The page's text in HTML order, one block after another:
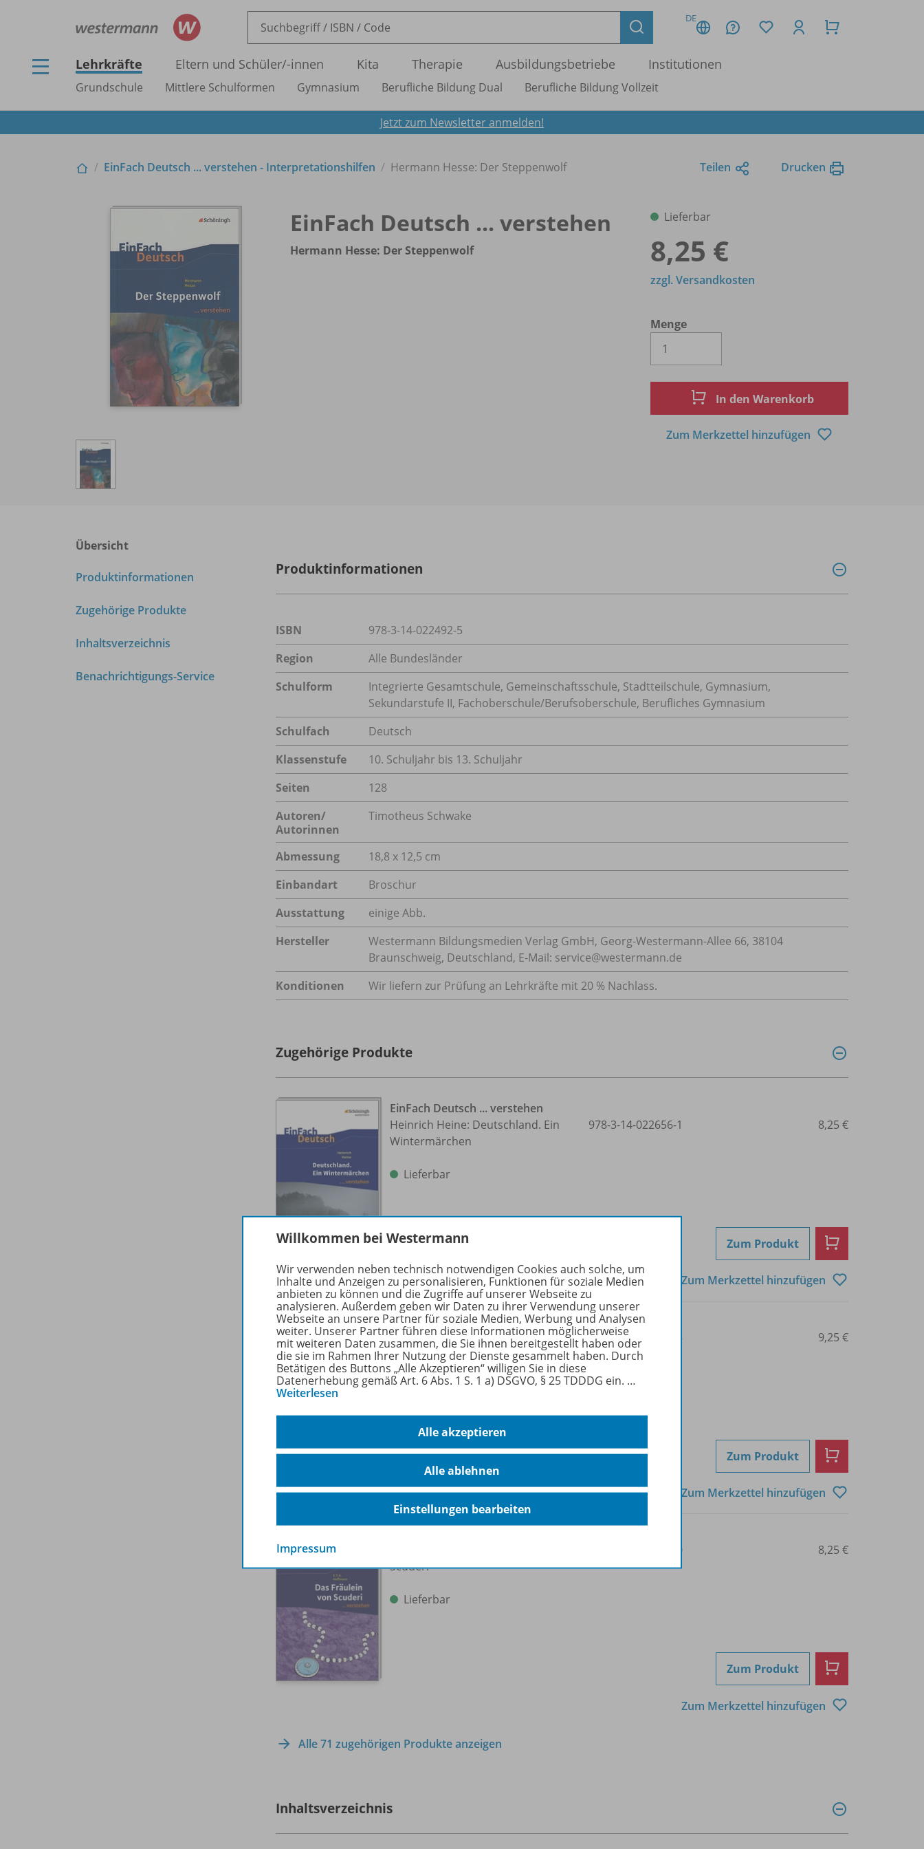
DE
Lehrkräfte Eltern und Schüler/-innen Kita Therapie Ausbildungsbetriebe Institutionen
Grundschule Mittlere Schulformen Gymnasium Berufliche Bildung Dual Berufliche Bildung Vollzeit
Jetzt zum Newsletter anmelden!
EinFach Deutsch ... verstehen - Interpretationshilfen Hermann Hesse: Der Steppenwolf Teilen Drucken
EinFach Deutsch ... verstehen
Hermann Hesse: Der Steppenwolf
Lieferbar
8,25 €
Menge
zzgl. Versandkosten
In den Warenkorb
Zum Merkzettel hinzufügen
Übersicht
Produktinformationen
Zugehörige Produkte
Inhaltsverzeichnis
Benachrichtigungs-Service
Produktinformationen
ISBN
978-3-14-022492-5
Region
Alle Bundesländer
Schulform
Integrierte Gesamtschule, Gemeinschaftsschule, Stadtteilschule, Gymnasium,
Sekundarstufe II, Fachoberschule/Berufsoberschule, Berufliches Gymnasium
Schulfach
Deutsch
Klassenstufe
10. Schuljahr bis 13. Schuljahr
Seiten
128
Autoren/
Autorinnen
Timotheus Schwake
Abmessung
18,8 x 12,5 cm
Einbandart
Broschur
Ausstattung
einige Abb.
Hersteller
Westermann Bildungsmedien Verlag GmbH, Georg-Westermann-Allee 66, 38104
Braunschweig, Deutschland, E-Mail: service@westermann.de
Konditionen
Wir liefern zur Prüfung an Lehrkräfte mit 20 % Nachlass.
Zugehörige Produkte
EinFach Deutsch ... verstehen
Heinrich Heine: Deutschland. Ein
Wintermärchen
Lieferbar
978-3-14-022656-1 8,25 €
Zum Produkt
Zum Merkzettel hinzufügen
EinFach Deutsch ... verstehen
Wolfgang Herrndorf: Tschick
Lieferbar
978-3-14-022645-5 9,25 €
Zum Produkt
Zum Merkzettel hinzufügen
Scuderi
Lieferbar
978-3-14-022538-0 8,25 €
Zum Produkt
Zum Merkzettel hinzufügen
Alle 71 zugehörigen Produkte anzeigen
Inhaltsverzeichnis
Willkommen bei Westermann
Wir verwenden neben technisch notwendigen Cookies auch solche, um
Inhalte und Anzeigen zu personalisieren, Funktionen für soziale Medien
anbieten zu können und die Zugriffe auf unserer Webseite zu
analysieren. Außerdem geben wir Daten zu ihrer Verwendung unserer
Webseite an unsere Partner für soziale Medien, Werbung und Analysen
weiter. Unserer Partner führen diese Informationen möglicherweise
mit weiteren Daten zusammen, die Sie ihnen bereitgestellt haben oder
die sie im Rahmen Ihrer Nutzung der Dienste gesammelt haben. Durch
Betätigen des Buttons „Alle Akzeptieren“ willigen Sie in diese
Datenerhebung gemäß Art. 6 Abs. 1 S. 1 a) DSGVO, § 25 TDDDG ein. …
Weiterlesen
Alle akzeptieren
Alle ablehnen
Einstellungen bearbeiten
Impressum